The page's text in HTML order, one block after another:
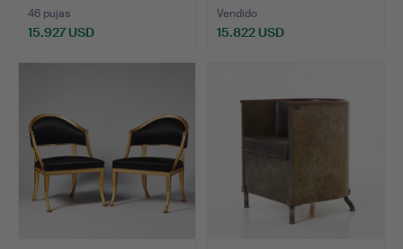
46 pujas
15.927 USD
Vendido
15.822 USD